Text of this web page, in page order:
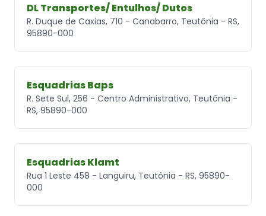
DL Transportes/ Entulhos/ Dutos
R. Duque de Caxias, 710 - Canabarro, Teutônia - RS,
95890-000
Esquadrias Baps
R. Sete Sul, 256 - Centro Administrativo, Teutônia -
RS, 95890-000
Esquadrias Klamt
Rua 1 Leste 458 - Languiru, Teutônia - RS, 95890-
000